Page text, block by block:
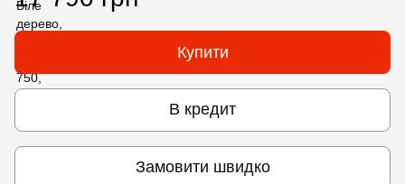
Купити
В кредит
Замовити швидко